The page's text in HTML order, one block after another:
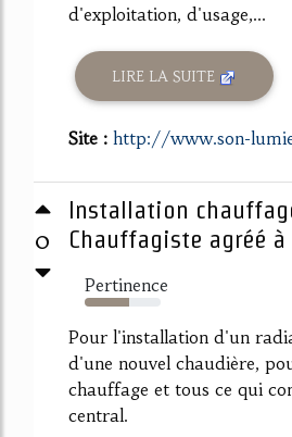
d'exploitation, d'usage,...
LIRE LA SUITE
Site : http://www.son-
0
Installation
Chauffagiste agréé à
Pertinence
59%
Pour l'installation d'un
d'une nouvel chaudière,
chauffage et tous ce qui
central.